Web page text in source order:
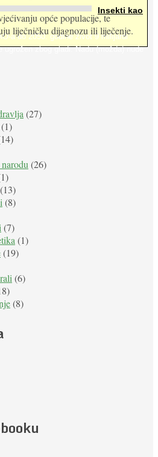
Insekti kao
a do 2050. godine život 9 milijardi
zbog gladi. Nadu (možda) nude
opće populacije, te
liječničku dijagnozu ili liječenje.
(27)
(1)
(26)
(13)
(8)
(7)
(1)
(19)
(6)
(8)